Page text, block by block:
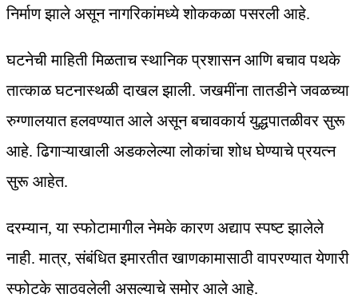
निर्माण झाले असून नागरिकांमध्ये शोककळा पसरली आहे.
घटनेची माहिती मिळताच स्थानिक प्रशासन आणि बचाव पथके
तात्काळ घटनास्थळी दाखल झाली. जखमींना तातडीने जवळच्या
रुग्णालयात हलवण्यात आले असून बचावकार्य युद्धपातळीवर सुरू
आहे. ढिगाऱ्याखाली अडकलेल्या लोकांचा शोध घेण्याचे प्रयत्न
सुरू आहेत.
दरम्यान, या स्फोटामागील नेमके कारण अद्याप स्पष्ट झालेले
नाही. मात्र, संबंधित इमारतीत खाणकामासाठी वापरण्यात येणारी
स्फोटके साठवलेली असल्याचे समोर आले आहे.